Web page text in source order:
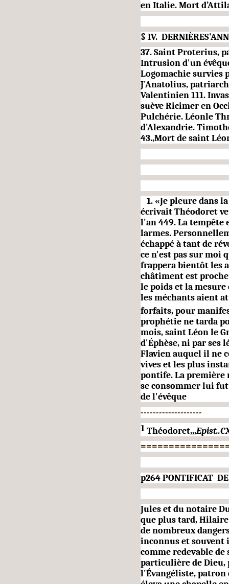
en Italie. Mort
§ IV.
37. Saint Proterius,
Intrusion d'un
Logomachie survies
J'Anatolius,
Valentinien 111.
suève Ricimeren
Pulchérie. Léonle
d'Alexandrie.
43.,Mort de saint
1. «Je pleure dans
écri­vait Théodoret
l'an 449. La tempête
larmes.
échappé à tant de
ce n'est pas sur moi
frappera bientôt les
châtiment est
le poids et la mesure
les méchants aient
forfaits, pour
prophétie ne tarda
mois, saint Léon le
d'Éphèse, ni par ses
Flavien auquel il ne
vives et les plus
pontife. La première
se con­sommer lui
de l'évêque
--------------------
1Théodoret,,,
p264PONTIFICAT
Jules et du notaire
que plus tard,
de nombreux
inconnus et souvent
comme redevable
particulière de Dieu,
l'Évangéliste, patron